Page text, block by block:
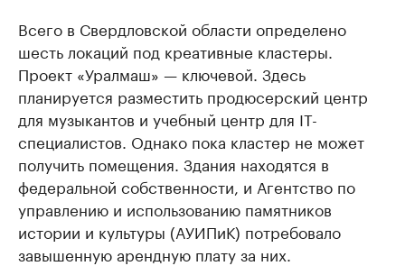
Всего в Свердловской области определено
шесть локаций под креативные кластеры.
Проект «Уралмаш» — ключевой. Здесь
планируется разместить продюсерский центр
для музыкантов и учебный центр для IT-
специалистов. Однако пока кластер не может
получить помещения. Здания находятся в
федеральной собственности, и Агентство по
управлению и использованию памятников
истории и культуры (АУИПиК) потребовало
завышенную арендную плату за них.